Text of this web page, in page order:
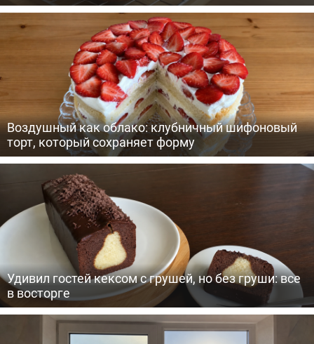
Воздушный как облако: клубничный шифоновый
торт, который сохраняет форму
Удивил гостей кексом с грушей, но без груши: все
в восторге